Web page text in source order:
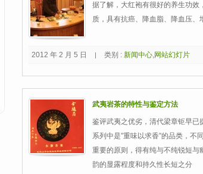
据了解，大红袍有很好的养生功效
质，具有抗癌、降血脂、降血压、
2012 年 2 月 5 日 | 类别 : 新闻中心,网站幻灯片
武夷岩茶的特性与鉴定方法
鉴评武夷之优劣，清代梁章钜早已
系列中是”重味以求香”的品类，不
重要的原则，得有纯与不纯锐短与
韵的显露程度和持久性长短之分